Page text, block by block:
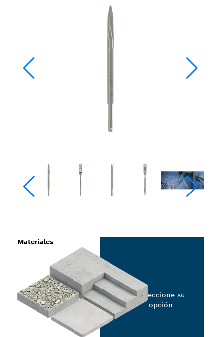
Materiales
Seleccione su
opción